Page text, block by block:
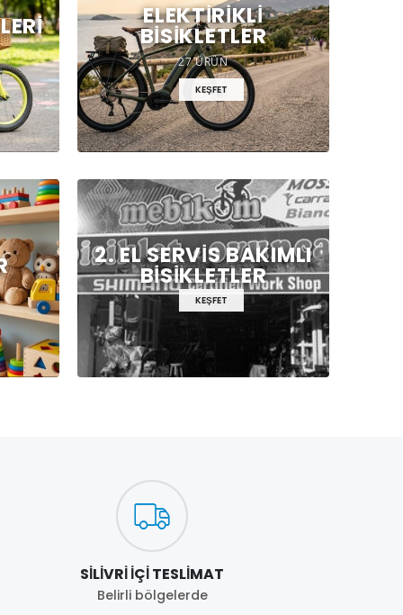
ELEKTIRIKLI
BISIKLETLER
27 ÜRÜN
KEŞFET
2. EL SERVIS BAKIMLI
BISIKLETLER
KEŞFET
SILIVRI İÇI TESLIMAT
Belirli bölgelerde